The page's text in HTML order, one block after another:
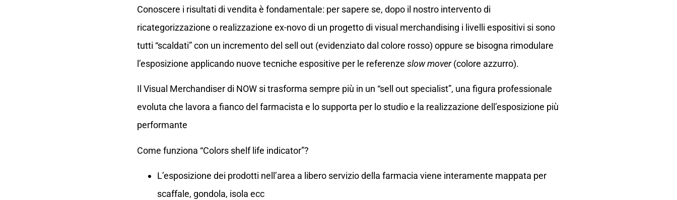
Conoscere i risultati di vendita è fondamentale: per sapere se, dopo il nostro intervento di
ricategorizzazione o realizzazione ex-novo di un progetto di visual merchandising i livelli espositivi si sono
tutti “scaldati” con un incremento del sell out (evidenziato dal colore rosso) oppure se bisogna rimodulare
l’esposizione applicando nuove tecniche espositive per le referenze slow mover(colore azzurro).
Il Visual Merchandiser di NOW si trasforma sempre più in un “sell out specialist”, una figura professionale
evoluta che lavora a fianco del farmacista e lo supporta per lo studio e la realizzazione dell’esposizione più
performante
Come funziona “Colors shelf life indicator”?
L’esposizione dei prodotti nell’area a libero servizio della farmacia viene interamente mappata per
scaffale, gondola, isola ecc